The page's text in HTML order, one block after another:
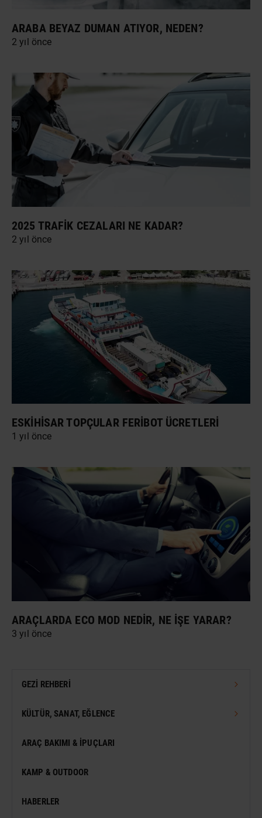
ARABA BEYAZ DUMAN ATIYOR, NEDEN?
2 yıl önce
2025 TRAFIK CEZALARI NE KADAR?
2 yıl önce
ESKIHISAR TOPÇULAR FERIBOT ÜCRETLERI
1 yıl önce
ARAÇLARDA ECO MOD NEDIR, NE İŞE YARAR?
3 yıl önce
GEZI REHBERI
TÜRKIYE GEZI REHBERI
KÜLTÜR, SANAT, EĞLENCE
FESTIVAL
ARAÇ BAKIMI & İPUÇLARI
KAMP & OUTDOOR
HABERLER